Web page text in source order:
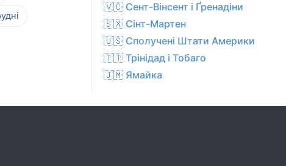
🇻🇨 Сент-Вінсент і Ґренадіни
🇸🇽 Сінт-Мартен
🇺🇸 Сполучені Штати Америки
🇹🇹 Трінідад і Тобаго
🇯🇲 Ямайка